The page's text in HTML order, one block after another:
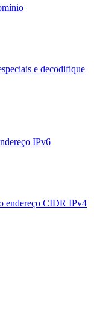
e decodifique
IPv6
endereço CIDR IPv4